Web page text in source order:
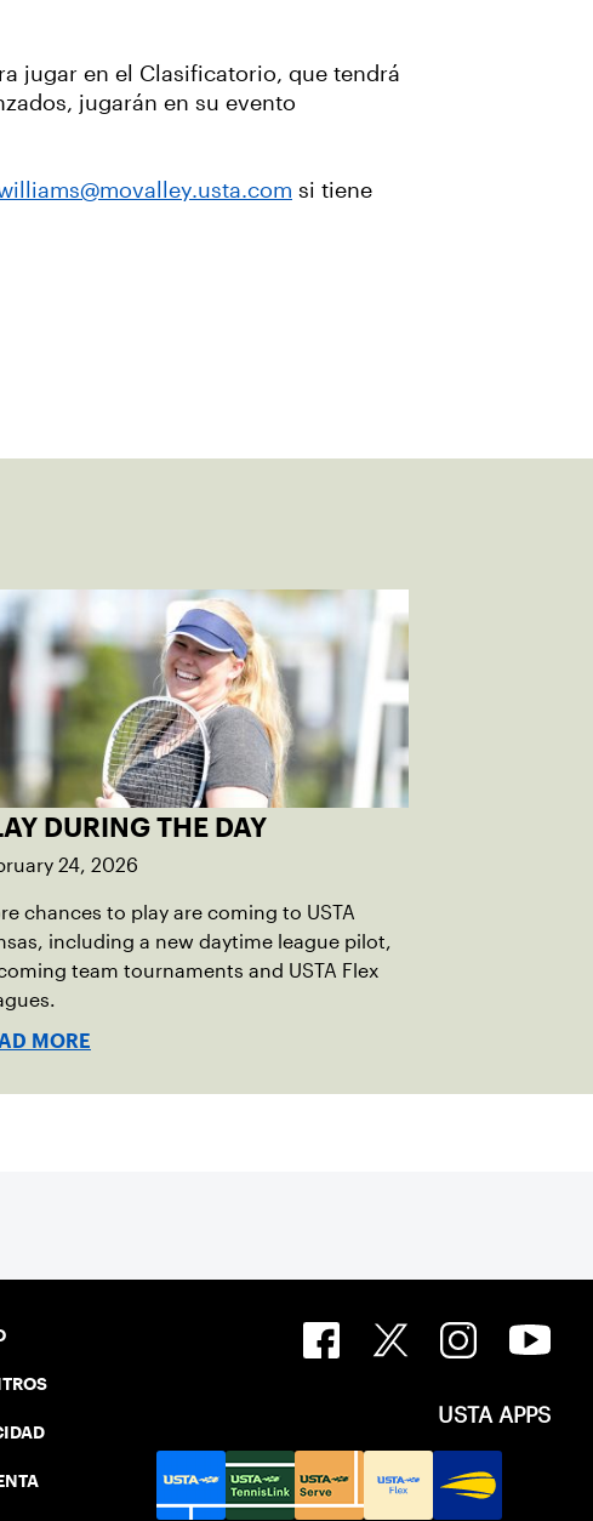
jugar en el Clasificatorio, que tendrá
jugarán en su evento
si tiene
DURING THE DAY
24, 2026
chances to play are coming to USTA
including a new daytime league pilot,
team tournaments and USTA Flex
MORE
USTA APPS